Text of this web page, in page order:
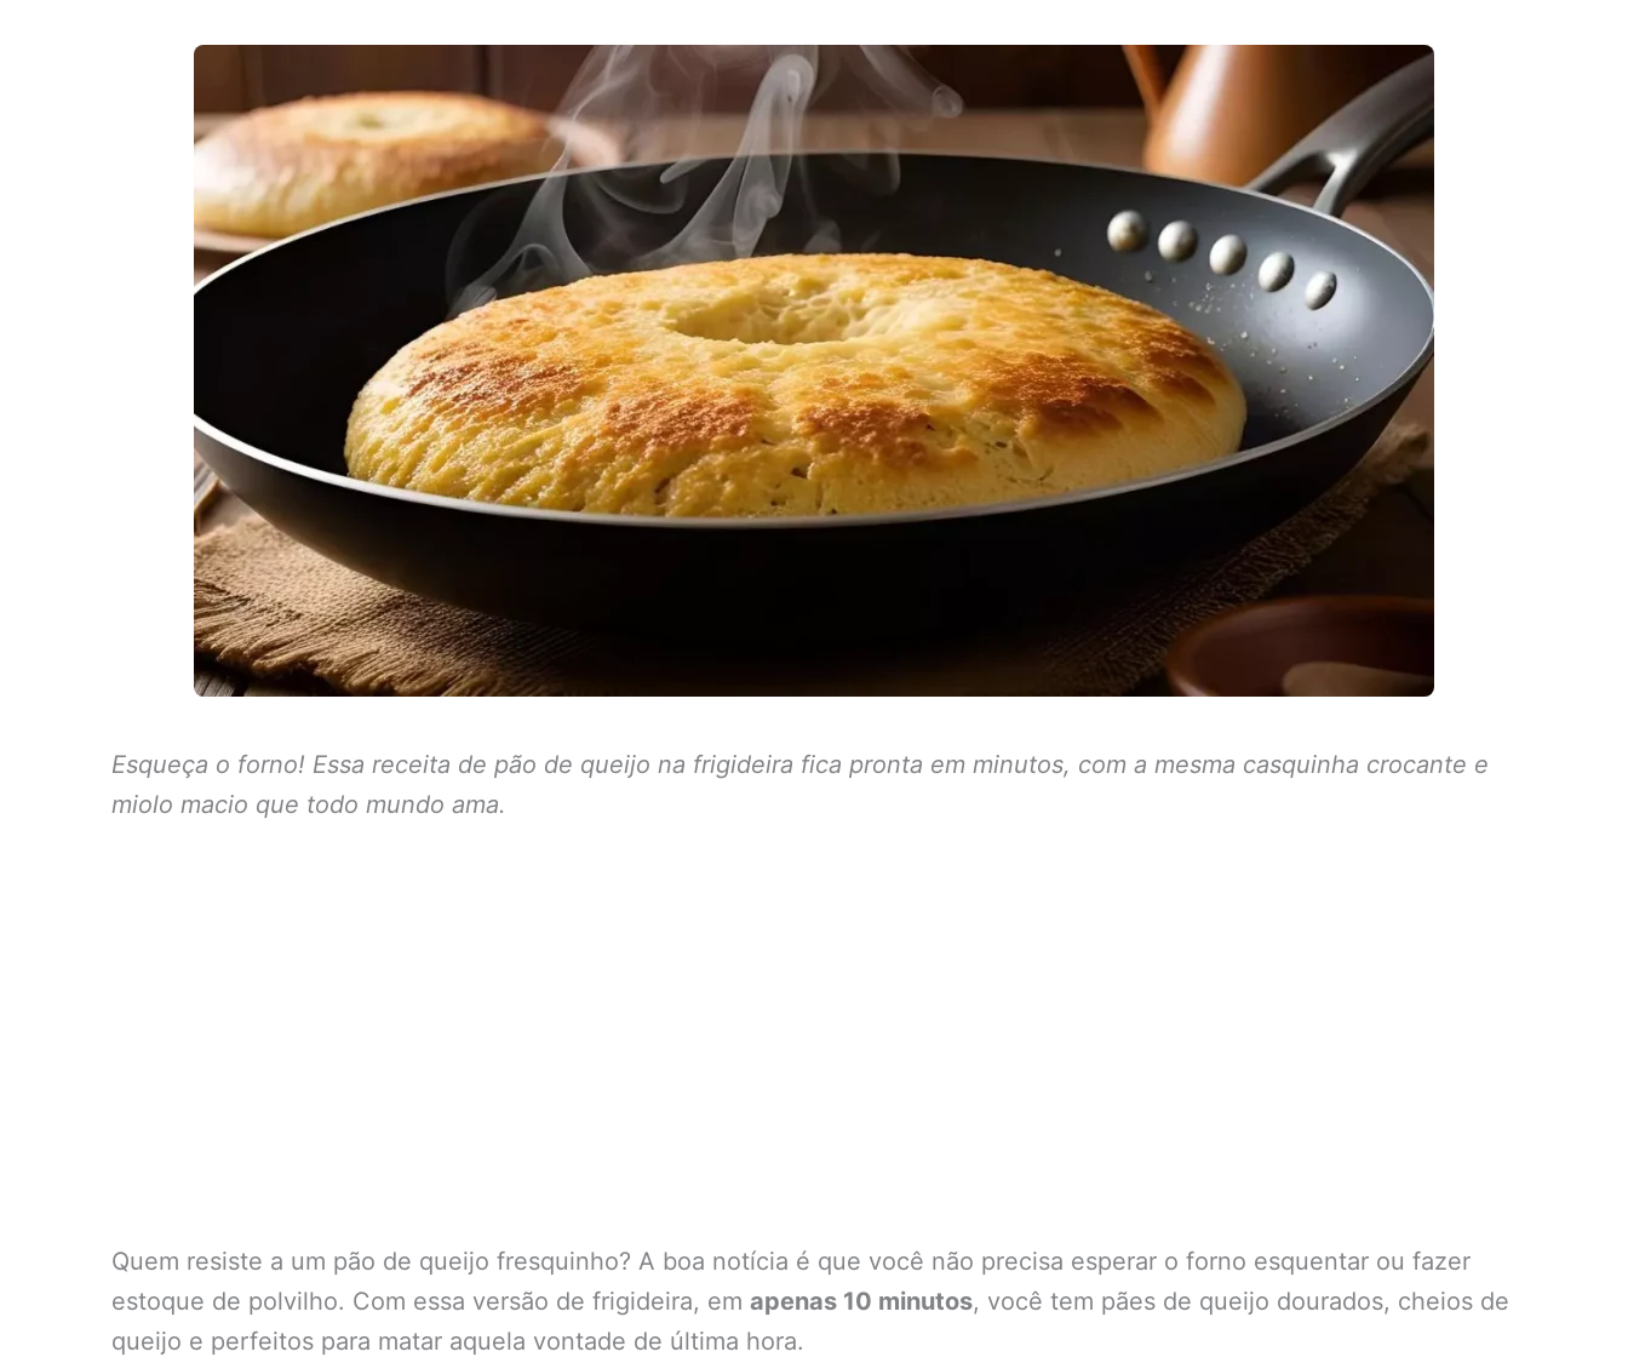
Esqueça o forno! Essa receita de pão de queijo na frigideira fica pronta em minutos, com a mesma casquinha crocante e
miolo macio que todo mundo ama.
Quem resiste a um pão de queijo fresquinho? A boa notícia é que você não precisa esperar o forno esquentar ou fazer
estoque de polvilho. Com essa versão de frigideira, em apenas 10 minutos, você tem pães de queijo dourados, cheios de
queijo e perfeitos para matar aquela vontade de última hora.